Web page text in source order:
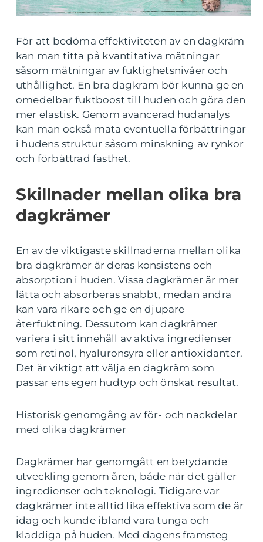
För att bedöma effektiviteten av en dagkräm
kan man titta på kvantitativa mätningar
såsom mätningar av fuktighetsnivåer och
uthållighet. En bra dagkräm bör kunna ge en
omedelbar fuktboost till huden och göra den
mer elastisk. Genom avancerad hudanalys
kan man också mäta eventuella förbättringar
i hudens struktur såsom minskning av rynkor
och förbättrad fasthet.
Skillnader mellan olika bra
dagkrämer
En av de viktigaste skillnaderna mellan olika
bra dagkrämer är deras konsistens och
absorption i huden. Vissa dagkrämer är mer
lätta och absorberas snabbt, medan andra
kan vara rikare och ge en djupare
återfuktning. Dessutom kan dagkrämer
variera i sitt innehåll av aktiva ingredienser
som retinol, hyaluronsyra eller antioxidanter.
Det är viktigt att välja en dagkräm som
passar ens egen hudtyp och önskat resultat.
Historisk genomgång av för- och nackdelar
med olika dagkrämer
Dagkrämer har genomgått en betydande
utveckling genom åren, både när det gäller
ingredienser och teknologi. Tidigare var
dagkrämer inte alltid lika effektiva som de är
idag och kunde ibland vara tunga och
kladdiga på huden. Med dagens framsteg